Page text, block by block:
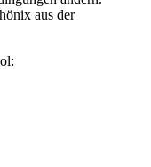
aus der